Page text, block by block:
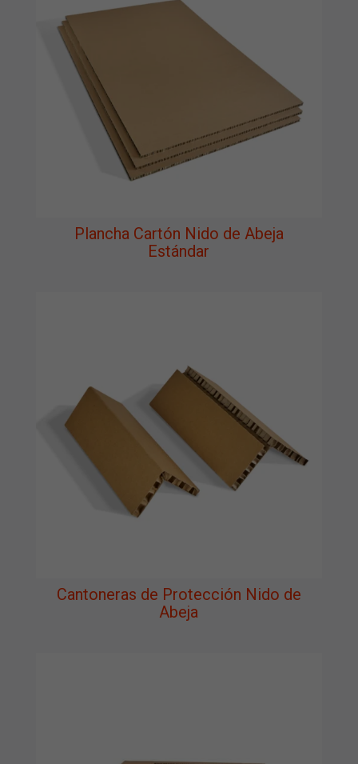
Plancha Cartón Nido de Abeja
Estándar
Cantoneras de Protección Nido de
Abeja